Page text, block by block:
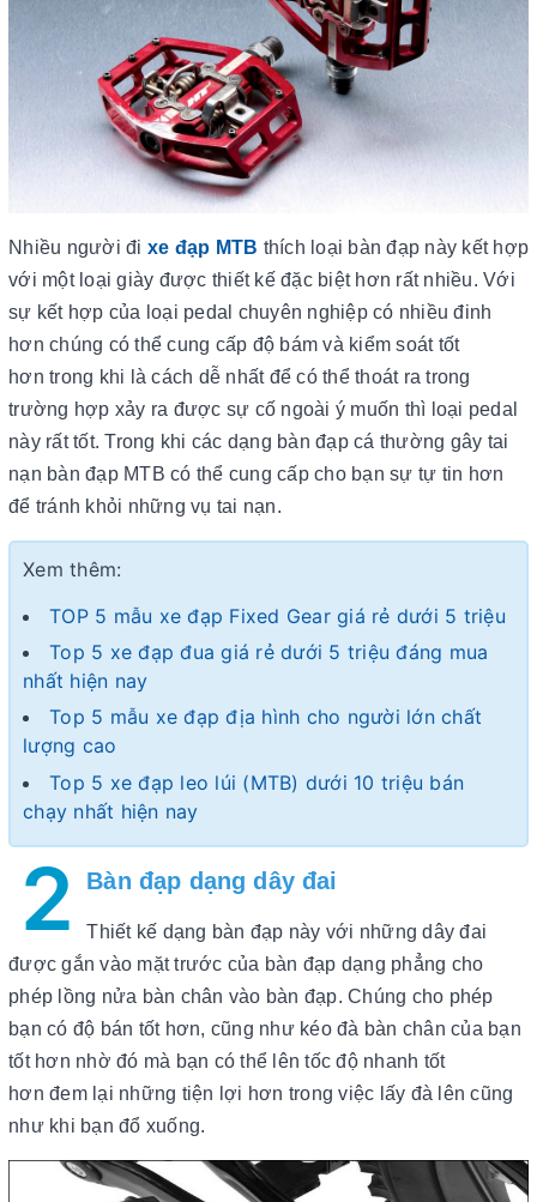
Nhiều người đi xe đạp MTB thích loại bàn đạp này kết hợp
với một loại giày được thiết kế đặc biệt hơn rất nhiều. Với
sự kết hợp của loại pedal chuyên nghiệp có nhiều đinh
hơn chúng có thể cung cấp độ bám và kiểm soát tốt
hơn trong khi là cách dễ nhất để có thể thoát ra trong
trường hợp xảy ra được sự cố ngoài ý muốn thì loại pedal
này rất tốt. Trong khi các dạng bàn đạp cá thường gây tai
nạn bàn đạp MTB có thể cung cấp cho bạn sự tự tin hơn
để tránh khỏi những vụ tai nạn.
Xem thêm:
TOP 5 mẫu xe đạp Fixed Gear giá rẻ dưới 5 triệu
Top 5 xe đạp đua giá rẻ dưới 5 triệu đáng mua
nhất hiện nay
Top 5 mẫu xe đạp địa hình cho người lớn chất
lượng cao
Top 5 xe đạp leo lúi (MTB) dưới 10 triệu bán
chạy nhất hiện nay
2 Bàn đạp dạng dây đai
Thiết kế dạng bàn đạp này với những dây đai
được gắn vào mặt trước của bàn đạp dạng phẳng cho
phép lồng nửa bàn chân vào bàn đạp. Chúng cho phép
bạn có độ bán tốt hơn, cũng như kéo đà bàn chân của bạn
tốt hơn nhờ đó mà bạn có thể lên tốc độ nhanh tốt
hơn đem lại những tiện lợi hơn trong việc lấy đà lên cũng
như khi bạn đổ xuống.